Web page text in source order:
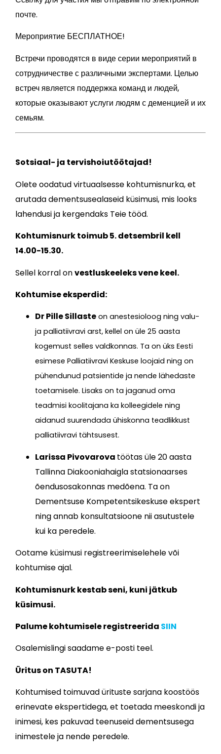
почте.
Мероприятие БЕСПЛАТНОЕ!
Встречи проводятся в виде серии мероприятий в
сотрудничестве с различными экспертами. Целью
встреч является поддержка команд и людей,
которые оказывают услуги людям с деменцией и их
семьям.
Sotsiaal- ja tervishoiutöötajad!
Olete oodatud virtuaalsesse kohtumisnurka, et
arutada dementsusealaseid küsimusi, mis looks
lahendusi ja kergendaks Teie tööd.
Kohtumisnurk toimub 5. detsembril kell
14.00-15.30.
Sellel korral onvestluskeeleks vene keel.
Kohtumise eksperdid:
Dr Pille Sillasteon anestesioloog ning valu-
ja palliatiivravi arst, kellel on üle 25 aasta
kogemust selles valdkonnas. Ta on üks Eesti
esimese Palliatiivravi Keskuse loojaid ning on
pühendunud patsientide ja nende lähedaste
toetamisele. Lisaks on ta jaganud oma
teadmisi koolitajana ka kolleegidele ning
aidanud suurendada ühiskonna teadlikkust
palliatiivravi tähtsusest.
Larissa Pivovarova töötas üle 20 aasta
Tallinna Diakooniahaigla statsionaarses
õendusosakonnas medõena. Ta on
Dementsuse Kompetentsikeskuse ekspert
ning annab konsultatsioone nii asutustele
kui ka peredele.
Ootame küsimusi registreerimiselehele või
kohtumise ajal.
Kohtumisnurk kestab seni, kuni jätkub
küsimusi.
Palume kohtumisele registreerida SIIN
Osalemislingi saadame e-posti teel.
Üritus on TASUTA!
Kohtumised toimuvad ürituste sarjana koostöös
erinevate ekspertidega, et toetada meeskondi ja
inimesi, kes pakuvad teenuseid dementsusega
inimestele ja nende peredele.